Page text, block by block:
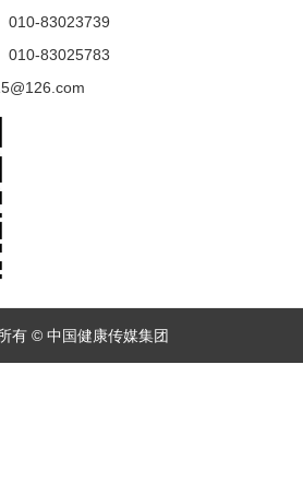
010-83023739
010-83025783
有 © 中国健康传媒集团